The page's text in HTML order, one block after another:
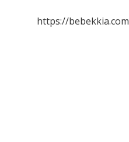
https://bebekkia.com